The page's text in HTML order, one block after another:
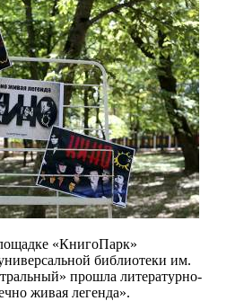
«КнигоПарк»
библиотеки им.
прошла литературно-
живая легенда».